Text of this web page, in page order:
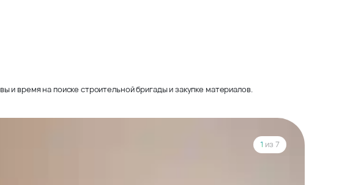
время на поиске строительной бригады и закупке материалов.
1 из 7